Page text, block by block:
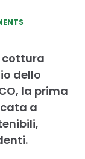
cottura
dello
la prima
a